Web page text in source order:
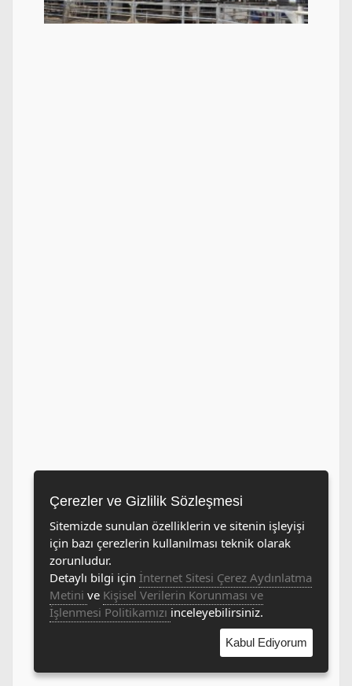
Çerezler ve Gizlilik Sözleşmesi
Sitemizde sunulan özelliklerin ve sitenin işleyişi
için bazı çerezlerin kullanılması teknik olarak
zorunludur.
Detaylı bilgi için İnternet Sitesi Çerez Aydınlatma
Metini ve Kişisel Verilerin Korunması ve
İşlenmesi Politikamızı inceleyebilirsiniz.
Kabul Ediyorum